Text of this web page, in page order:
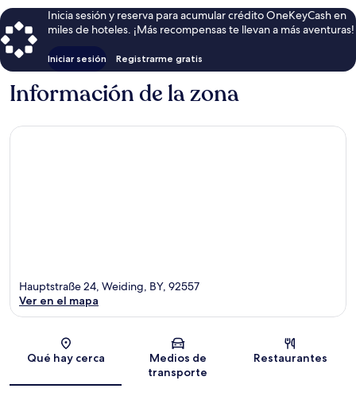
Inicia sesión y reserva para acumular crédito OneKeyCash en
miles de hoteles. ¡Más recompensas te llevan a más aventuras!
Iniciar sesión Registrarme gratis
Información de la zona
Sección del mapa
Hauptstraße 24, Weiding, BY, 92557
Ver en el mapa
Qué hay cerca
Medios de
transporte
Restaurantes